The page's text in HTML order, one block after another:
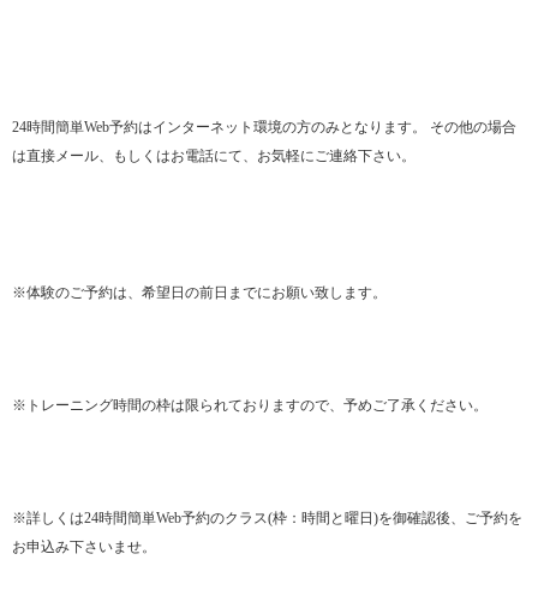
24時間簡単Web予約はインターネット環境の方のみとなります。 その他の場合
は直接メール、もしくはお電話にて、お気軽にご連絡下さい。
※体験のご予約は、希望日の前日までにお願い致します。
※トレーニング時間の枠は限られておりますので、予めご了承ください。
※詳しくは24時間簡単Web予約のクラス(枠：時間と曜日)を御確認後、ご予約を
お申込み下さいませ。